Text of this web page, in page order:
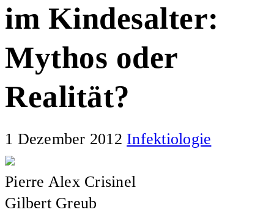
im Kindesalter:
Mythos oder
Realität?
1 Dezember 2012 Infektiologie
Pierre Alex Crisinel
Gilbert Greub